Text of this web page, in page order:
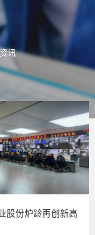
讯
股份炉龄再创新高